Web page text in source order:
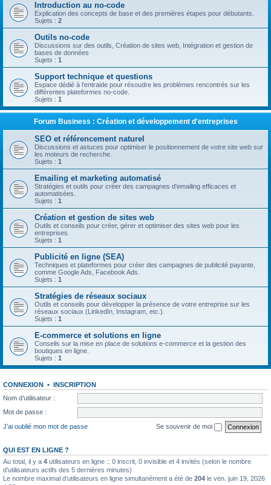
Introduction au no-code
Explication des concepts de base et des premières étapes pour débutants.
Sujets : 2
Outils no-code
Discussions sur des outils, Création de sites web, Intégration et gestion de
bases de données
Sujets : 1
Support technique et questions
Espace dédié à l’entraide pour résoudre les problèmes rencontrés sur les
différentes plateformes no-code.
Sujets : 1
Forum Business : Création et développement d'entreprises
SEO et référencement naturel
Discussions et astuces pour optimiser le positionnement de votre site web sur
les moteurs de recherche.
Sujets : 1
Emailing et marketing automatisé
Stratégies et outils pour créer des campagnes d'emailing efficaces et
automatisées.
Sujets : 1
Création et gestion de sites web
Outils et conseils pour créer, gérer et optimiser des sites web pour les
entreprises.
Sujets : 1
Publicité en ligne (SEA)
Techniques et plateformes pour créer des campagnes de publicité payante,
comme Google Ads, Facebook Ads.
Sujets : 1
Stratégies de réseaux sociaux
Outils et conseils pour développer la présence de votre entreprise sur les
réseaux sociaux (LinkedIn, Instagram, etc.).
Sujets : 1
E-commerce et solutions en ligne
Conseils sur la mise en place de solutions e-commerce et la gestion des
boutiques en ligne.
Sujets : 1
CONNEXION • INSCRIPTION
Nom d’utilisateur :
Mot de passe :
J’ai oublié mon mot de passe
Se souvenir de moi
QUI EST EN LIGNE ?
Au total, il y a 4 utilisateurs en ligne :: 0 inscrit, 0 invisible et 4 invités (selon le nombre
d’utilisateurs actifs des 5 dernières minutes)
Le nombre maximal d’utilisateurs en ligne simultanément a été de 204 le ven. juin 19, 2026